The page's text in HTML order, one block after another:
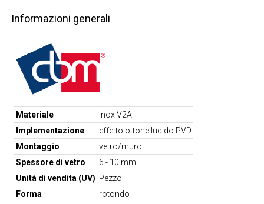
Informazioni generali
Materiale
inox V2A
Implementazione
effetto ottone lucido PVD
Montaggio
vetro/muro
Spessore di vetro
6 - 10 mm
Unità di vendita (UV) Pezzo
Forma
rotondo